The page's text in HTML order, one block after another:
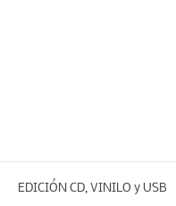
EDICIÓN CD, VINILO y USB